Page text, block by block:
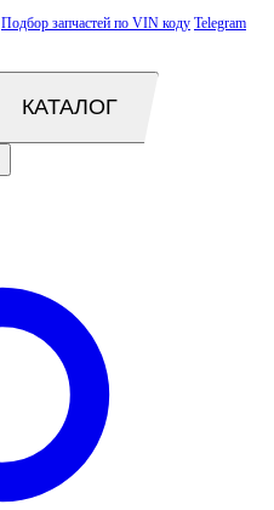
Подбор запчастей по VIN коду Telegram
КАТАЛОГ